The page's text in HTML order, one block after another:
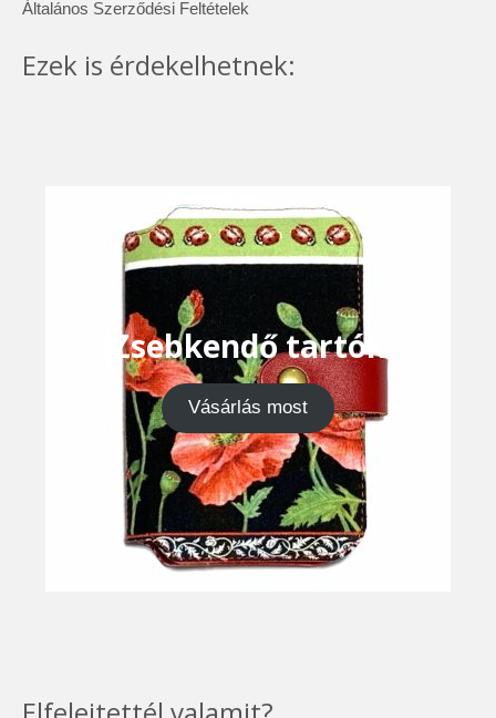
Általános Szerződési Feltételek
Ezek is érdekelhetnek:
Zsebkendő tartók
Vásárlás most